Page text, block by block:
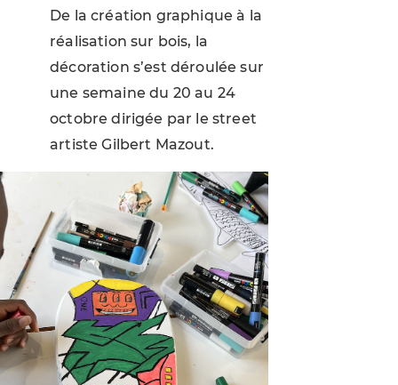
De la création graphique à la
réalisation sur bois, la
décoration s’est déroulée sur
une semaine du 20 au 24
octobre dirigée par le street
artiste Gilbert Mazout.